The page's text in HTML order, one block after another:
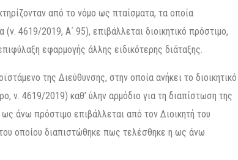
από το νόμο ως πταίσματα, τα οποία
4619/2019, Α΄ 95), επιβάλλεται διοικητικό πρόστιμο,
εφαρμογής άλλης ειδικότερης διάταξης.
της Διεύθυνσης, στην οποία ανήκει το διοικητικό
ν. 4619/2019) καθ’ ύλην αρμόδιο για τη διαπίστωση της
άνω πρόστιμο επιβάλλεται από τον Διοικητή του
οποίου διαπιστώθηκε πως τελέσθηκε η ως άνω